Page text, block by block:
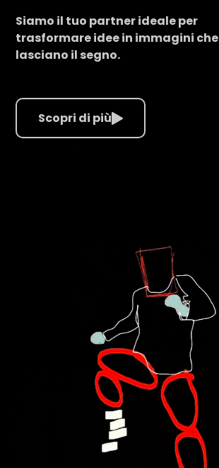
Siamo il tuo partner ideale per
trasformare idee in immagini che
lasciano il segno.
Scopri di più